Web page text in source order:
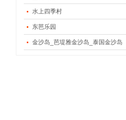
水上四季村
东芭乐园
金沙岛_芭堤雅金沙岛_泰国金沙岛